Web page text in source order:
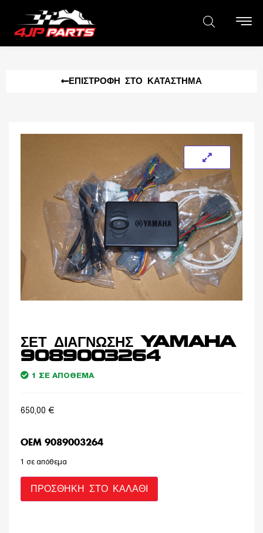
ΕΠΙΣΤΡΟΦΉ ΣΤΟ ΚΑΤΆΣΤΗΜΑ
ΣΕΤ ΔΙΑΓΝΩΣΗΣ YAMAHA
9089003264
1 ΣΕ ΑΠΌΘΕΜΑ
650,00 €
OEM 9089003264
1 σε απόθεμα
ΠΡΟΣΘΉΚΗ ΣΤΟ ΚΑΛΆΘΙ